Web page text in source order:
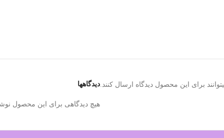
دیدگاهها
هیچ دیدگاهی برای این محصول
برای این محصول دیدگاه ارسال کنند.